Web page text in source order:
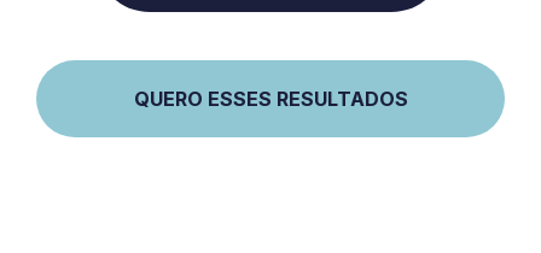
QUERO ESSES RESULTADOS